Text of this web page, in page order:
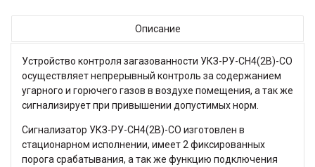
Описание
Устройство контроля загазованности УКЗ-РУ-СН4(2В)-СО
осуществляет непрерывный контроль за содержанием
угарного и горючего газов в воздухе помещения, а так же
сигнализирует при привышении допустимых норм.
Сигнализатор УКЗ-РУ-СН4(2В)-СО изготовлен в
стационарном исполнении, имеет 2 фиксированных
порога срабатывания, а так же функцию подключения